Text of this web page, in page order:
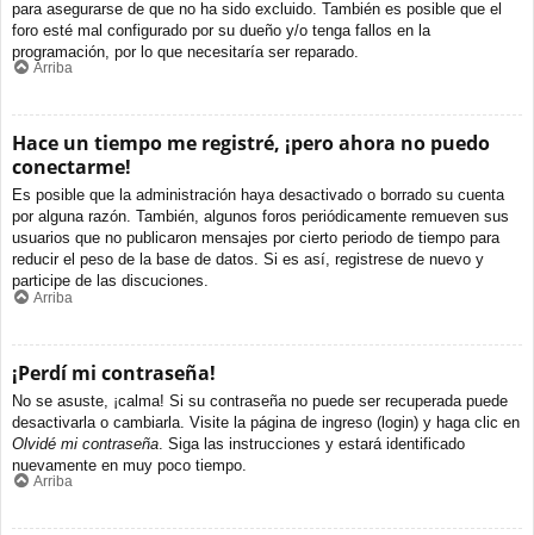
para asegurarse de que no ha sido excluido. También es posible que el
foro esté mal configurado por su dueño y/o tenga fallos en la
programación, por lo que necesitaría ser reparado.
Arriba
Hace un tiempo me registré, ¡pero ahora no puedo
conectarme!
Es posible que la administración haya desactivado o borrado su cuenta
por alguna razón. También, algunos foros periódicamente remueven sus
usuarios que no publicaron mensajes por cierto periodo de tiempo para
reducir el peso de la base de datos. Si es así, registrese de nuevo y
participe de las discuciones.
Arriba
¡Perdí mi contraseña!
No se asuste, ¡calma! Si su contraseña no puede ser recuperada puede
desactivarla o cambiarla. Visite la página de ingreso (login) y haga clic en
Olvidé mi contraseña . Siga las instrucciones y estará identificado
nuevamente en muy poco tiempo.
Arriba